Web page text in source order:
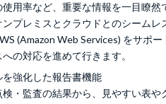
用率など、重要な情報を一目瞭然
プレミスとクラウドとのシーム
(Amazon Web Services) をサポ
の対応を進めて行きます。
強化した報告書機能
・監査の結果から、見やすい表